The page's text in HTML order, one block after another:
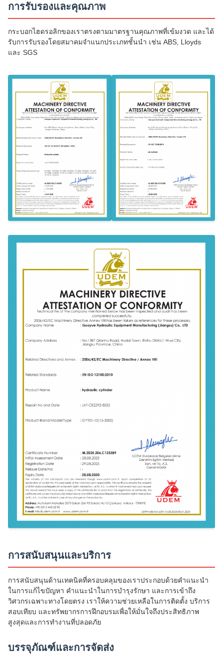
การรับรองและคุณภาพ
กระบอกไฮดรอลิกของเราตรงตามมาตรฐานคุณภาพที่เข้มงวด และได้
รับการรับรองโดยสมาคมจำแนกประเภทชั้นนำ เช่น ABS, Lloyds
และ SGS
การสนับสนุนและบริการ
การสนับสนุนด้านเทคนิคที่ครอบคลุมของเราประกอบด้วยคำแนะนำ
ในการแก้ไขปัญหา คำแนะนำในการบำรุงรักษา และการเข้าถึง
วิศวกรเฉพาะทางโดยตรง เราให้ความช่วยเหลือในการติดตั้ง บริการ
สอบเทียบ และทรัพยากรการฝึกอบรมเพื่อให้มั่นใจถึงประสิทธิภาพ
สูงสุดและการทำงานที่ปลอดภัย
บรรจุภัณฑ์และการจัดส่ง